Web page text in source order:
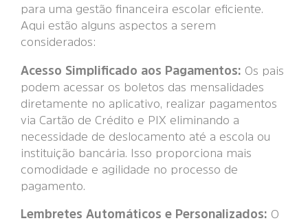
para uma gestão financeira escolar eficiente.
Aqui estão alguns aspectos a serem
considerados:
Acesso Simplificado aos Pagamentos: Os pais
podem acessar os boletos das mensalidades
diretamente no aplicativo, realizar pagamentos
via Cartão de Crédito e PIX eliminando a
necessidade de deslocamento até a escola ou
instituição bancária. Isso proporciona mais
comodidade e agilidade no processo de
pagamento.
Lembretes Automáticos e Personalizados: O